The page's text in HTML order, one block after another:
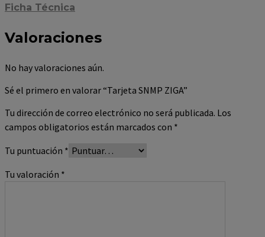
Ficha Técnica
Valoraciones
No hay valoraciones aún.
Sé el primero en valorar “Tarjeta SNMP ZIGA”
Tu dirección de correo electrónico no será publicada. Los
campos obligatorios están marcados con *
Tu puntuación *
Tu valoración *